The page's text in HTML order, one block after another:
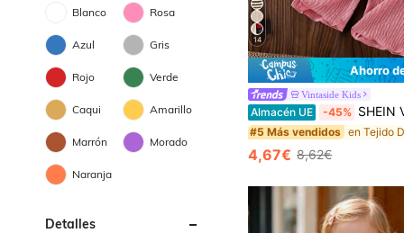
Blanco Rosa
Azul Gris
Rojo Verde
Caqui Amarillo
Marrón Morado
Naranja
Detalles
14
Ahorro
Vintaside Kids
Almacén UE -45% SHEIN Vintaside Kids Conjunto de 2 piezas para niña bebé con top de tirantes delicados con bordado
#5 Más vendidos
4,67€ 8,62€